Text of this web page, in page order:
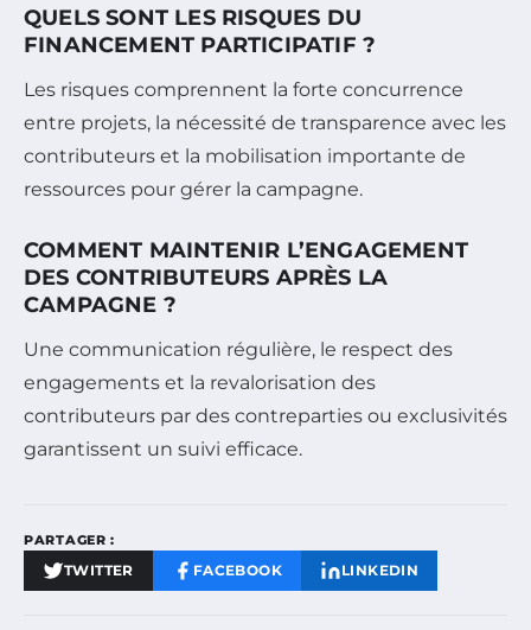
QUELS SONT LES RISQUES DU
FINANCEMENT PARTICIPATIF ?
Les risques comprennent la forte concurrence
entre projets, la nécessité de transparence avec les
contributeurs et la mobilisation importante de
ressources pour gérer la campagne.
COMMENT MAINTENIR L’ENGAGEMENT
DES CONTRIBUTEURS APRÈS LA
CAMPAGNE ?
Une communication régulière, le respect des
engagements et la revalorisation des
contributeurs par des contreparties ou exclusivités
garantissent un suivi efficace.
PARTAGER :
TWITTER FACEBOOK LINKEDIN